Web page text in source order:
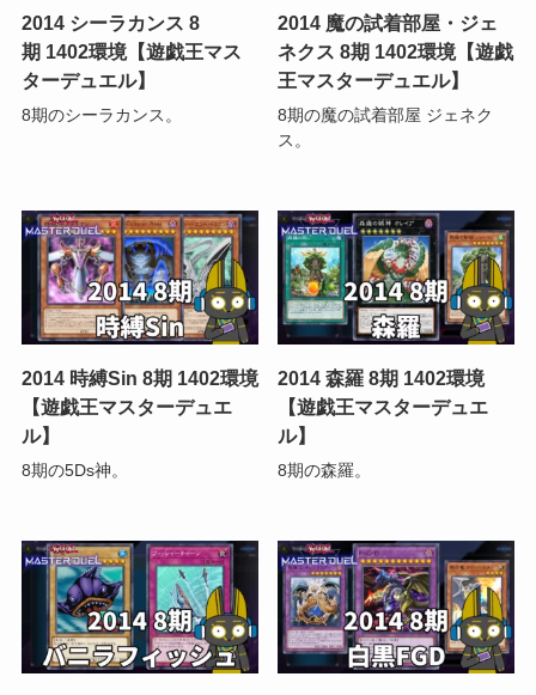
2014 シーラカンス 8
期 1402環境【遊戯王マス
ターデュエル】
8期のシーラカンス。
2014 魔の試着部屋・ジェ
ネクス 8期 1402環境【遊戯
王マスターデュエル】
8期の魔の試着部屋 ジェネク
ス。
2014 時縛Sin 8期 1402環境
【遊戯王マスターデュエ
ル】
8期の5Ds神。
2014 森羅 8期 1402環境
【遊戯王マスターデュエ
ル】
8期の森羅。